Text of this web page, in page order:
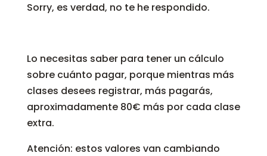
Sorry, es verdad, no te he respondido.
Lo necesitas saber para tener un cálculo
sobre cuánto pagar, porque mientras más
clases desees registrar, más pagarás,
aproximadamente 80€ más por cada clase
extra.
Atención: estos valores van cambiando